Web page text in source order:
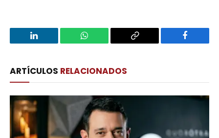
LinkedIn WhatsApp
Copy
Facebook
ARTÍCULOS RELACIONADOS